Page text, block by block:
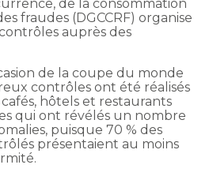
de la consommation
fraudes (DGCCRF) organise
auprès des
de la coupe du monde
contrôles ont été réalisés
hôtels et restaurants
qui ont révélés un nombre
puisque 70 % des
présentaient au moins